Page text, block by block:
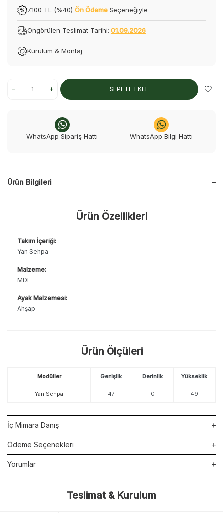
7.100 TL (%40) Ön Ödeme Seçeneğiyle
Öngörülen Teslimat Tarihi: 01.09.2026
Kurulum & Montaj
SEPETE EKLE
WhatsApp Sipariş Hattı WhatsApp Bilgi Hattı
Ürün Bilgileri
Ürün Özellikleri
Takım İçeriği:
Yan Sehpa
Malzeme:
MDF
Ayak Malzemesi:
Ahşap
Ürün Ölçüleri
Modüller Genişlik Derinlik Yükseklik
Yan Sehpa 47 0 49
İç Mimara Danış
Ödeme Seçenekleri
Yorumlar
Teslimat & Kurulum